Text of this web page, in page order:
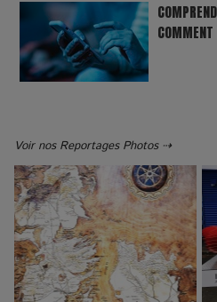
Voir nos Reportages Photos ⇢